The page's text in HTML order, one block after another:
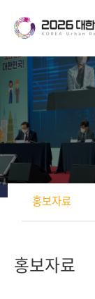
홍보자료
홍보자료